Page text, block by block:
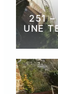
251 –
UNE